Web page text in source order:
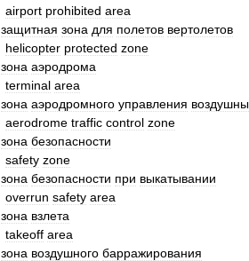
airport prohibited area
защитная зона для полетов вертолетов
helicopter protected zone
зона аэродрома
terminal area
зона аэродромного управления
aerodrome traffic control zone
зона безопасности
safety zone
зона безопасности при выкатывании
overrun safety area
зона взлета
takeoff area
зона воздушного барражирования